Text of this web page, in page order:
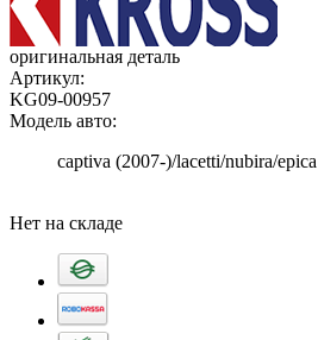
оригинальная деталь
Артикул:
KG09-00957
Модель авто:
captiva (2007-)/lacetti/nubira/epica
Нет на складе